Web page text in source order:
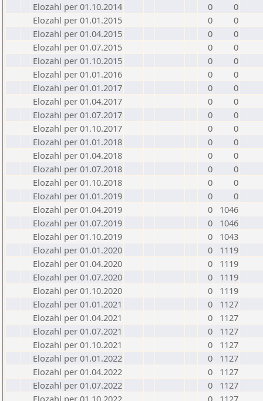
Elozahl per 01.10.2014
0
0
Elozahl per 01.01.2015
0
0
Elozahl per 01.04.2015
0
0
Elozahl per 01.07.2015
0
0
Elozahl per 01.10.2015
0
0
Elozahl per 01.01.2016
0
0
Elozahl per 01.01.2017
0
0
Elozahl per 01.04.2017
0
0
Elozahl per 01.07.2017
0
0
Elozahl per 01.10.2017
0
0
Elozahl per 01.01.2018
0
0
Elozahl per 01.04.2018
0
0
Elozahl per 01.07.2018
0
0
Elozahl per 01.10.2018
0
0
Elozahl per 01.01.2019
0
0
Elozahl per 01.04.2019
0
1046
Elozahl per 01.07.2019
0
1046
Elozahl per 01.10.2019
0
1043
Elozahl per 01.01.2020
0
1119
Elozahl per 01.04.2020
0
1119
Elozahl per 01.07.2020
0
1119
Elozahl per 01.10.2020
0
1119
Elozahl per 01.01.2021
0
1127
Elozahl per 01.04.2021
0
1127
Elozahl per 01.07.2021
0
1127
Elozahl per 01.10.2021
0
1127
Elozahl per 01.01.2022
0
1127
Elozahl per 01.04.2022
0
1127
Elozahl per 01.07.2022
0
1127
Elozahl per 01.10.2022
0
1127